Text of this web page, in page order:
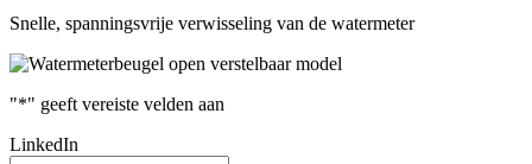
Snelle, spanningsvrije verwisseling van de watermeter
"*" geeft vereiste velden aan
LinkedIn